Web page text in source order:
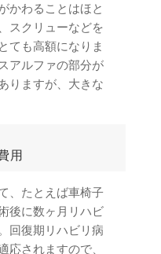
かわることはほと
スクリューなどを
ても高額になりま
アルファの部分が
りますが、大きな
用
、たとえば車椅子
後に数ヶ月リハビ
回復期リハビリ病
応されますので、